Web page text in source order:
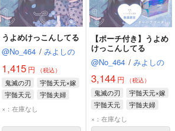
うよめけっこんしてる
@No_464 / みよしの
1,415 円 （税込）
鬼滅の刃
宇髄天元×嫁
宇髄天元
宇髄夫婦
×：在庫なし
【ポーチ付き】うよめ
けっこんしてる
@No_464 / みよしの
3,144円 （税込）
鬼滅の刃
宇髄天元×嫁
宇髄天元
宇髄夫婦
×：在庫なし